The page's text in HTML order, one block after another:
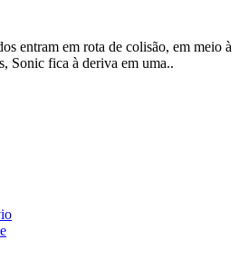
entram em rota de colisão, em meio à
Sonic fica à deriva em uma..